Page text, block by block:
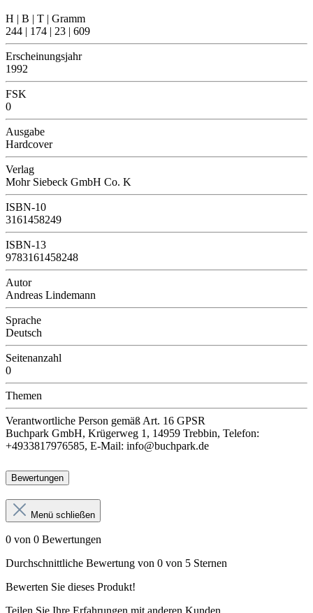
H | B | T | Gramm
244 | 174 | 23 | 609
Erscheinungsjahr
1992
FSK
0
Ausgabe
Hardcover
Verlag
Mohr Siebeck GmbH Co. K
ISBN-10
3161458249
ISBN-13
9783161458248
Autor
Andreas Lindemann
Sprache
Deutsch
Seitenanzahl
0
Themen
Verantwortliche Person gemäß Art. 16 GPSR
Buchpark GmbH, Krügerweg 1, 14959 Trebbin, Telefon:
+4933817976585, E-Mail: info@buchpark.de
Bewertungen
Menü schließen
0 von 0 Bewertungen
Durchschnittliche Bewertung von 0 von 5 Sternen
Bewerten Sie dieses Produkt!
Teilen Sie Ihre Erfahrungen mit anderen Kunden.